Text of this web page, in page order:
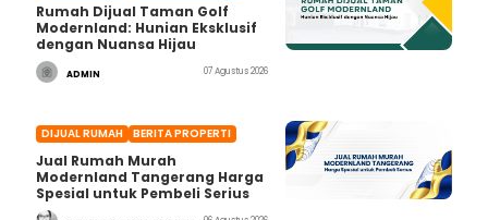
Rumah Dijual Taman Golf
Modernland: Hunian Eksklusif
dengan Nuansa Hijau
ADMIN 07 Agustus 2026
DIJUAL RUMAH BERITA PROPERTI
Jual Rumah Murah
Modernland Tangerang Harga
Spesial untuk Pembeli Serius